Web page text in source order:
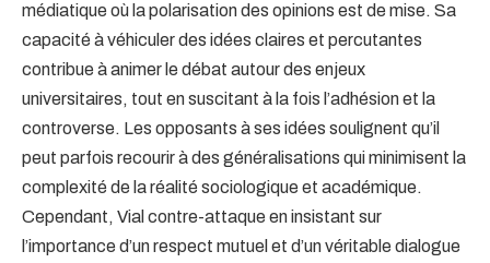
médiatique où la polarisation des opinions est de mise. Sa
capacité à véhiculer des idées claires et percutantes
contribue à animer le débat autour des enjeux
universitaires, tout en suscitant à la fois l’adhésion et la
controverse. Les opposants à ses idées soulignent qu’il
peut parfois recourir à des généralisations qui minimisent la
complexité de la réalité sociologique et académique.
Cependant, Vial contre-attaque en insistant sur
l’importance d’un respect mutuel et d’un véritable dialogue